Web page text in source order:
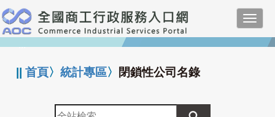
跳
到
主
要
:::
||首頁〉統計專區〉 閉鎖性公司名錄
全